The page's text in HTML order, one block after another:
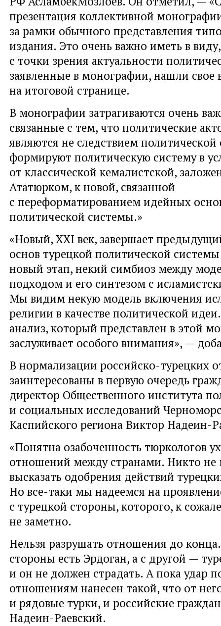
презентация коллективной
за рамки обычного представления
издания. Это очень важно иметь в
с точки зрения актуальности
заявленные в монографии, нашли свое
на итоговой странице.
В монографии затрагиваются очень
связанные с тем, что политические
являются не следствием
формируют политическую систему в
от классической кемалистской,
Ататюрком, к новой, связанной
с переформатированием идейных
политической системы.»
«Новый, XXI век, завершает
основ турецкой политической
новый этап, некий симбиоз между
подходом и его синтезом с
Мы видим некую модель включения
религии в качестве политической
анализ, который представлен в этой
заслуживает особого внимания», —
В нормализации российско-турецких
заинтересованы в первую очередь
директор Общественного института
и социальных исследований
Каспийского региона Виктор Надеин-
«Понятна озабоченность тюркологов
отношений между странами. Никто не
высказать одобрения действий
Но все-таки мы надеемся на
с турецкой стороны, которого, к
не заметно.
Нельзя разрушать отношения до
стороны есть Эрдоган, а с другой —
и он не должен страдать. А пока удар
отношениям нанесен такой, что от
и рядовые турки, и российские
Надеин-Раевский.